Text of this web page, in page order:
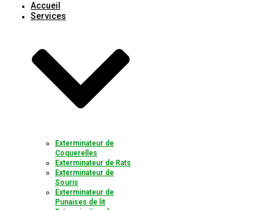
Accueil
Services
Exterminateur de
Coquerelles
Exterminateur de Rats
Exterminateur de
Souris
Exterminateur de
Punaises de lit